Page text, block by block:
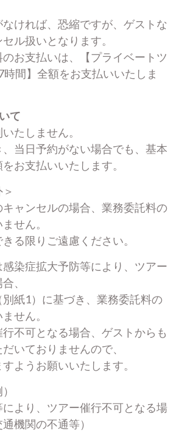
ければ、恐縮ですが、ゲストな
ル扱いとなります。
お支払いは、【プライベートツ
時間】全額をお支払いいたしま
て
たしません。
当日予約がない場合でも、基本
お支払いいたします。
ャンセルの場合、業務委託料の
せん。
る限りご遠慮ください。
染症拡大予防等により、ツアー
、
紙1）に基づき、業務委託料の
せん。
不可となる場合、ゲストからも
いておりませんので、
ようお願いいたします。
より、ツアー催行不可となる場
機関の不通等）